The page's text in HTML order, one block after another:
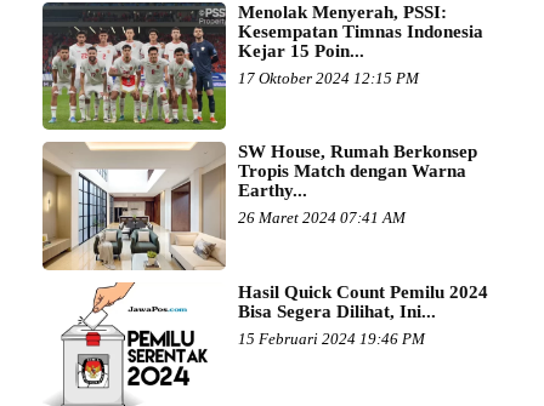
Menolak Menyerah, PSSI:
Kesempatan Timnas Indonesia
Kejar 15 Poin...
17 Oktober 2024 12:15 PM
SW House, Rumah Berkonsep
Tropis Match dengan Warna
Earthy...
26 Maret 2024 07:41 AM
Hasil Quick Count Pemilu 2024
Bisa Segera Dilihat, Ini...
15 Februari 2024 19:46 PM